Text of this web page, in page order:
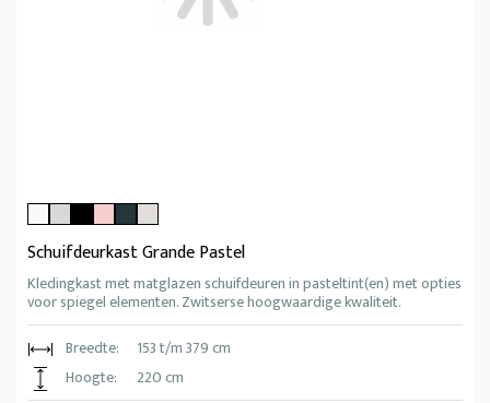
Schuifdeurkast Grande Pastel
Kledingkast met matglazen schuifdeuren in pasteltint(en) met opties
voor spiegel elementen. Zwitserse hoogwaardige kwaliteit.
Breedte:
153 t/m 379 cm
Hoogte:
220 cm